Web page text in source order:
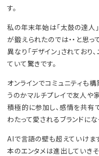
す。
私の年末年始は「太鼓の達人
が鍛えられたのでは・・と思
異なり「デザイン」されてお
ていて驚きです。
オンラインでコミュニティも
うのかマルチプレイで友人や
積極的に参加し、感情を共有
わたって愛されるブランドにな
AIで言語の壁も超えていけま
本のエンタメは進出していきそ